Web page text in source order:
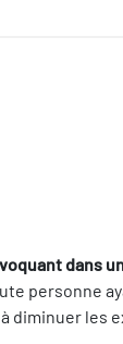
dans
personne
diminuer les